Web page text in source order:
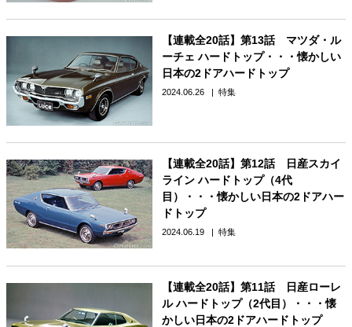
【連載全20話】第13話 マツダ・ル
ーチェ ハードトップ・・・懐かしい
日本の2ドアハードトップ
2024.06.26 特集
【連載全20話】第12話 日産スカイ
ライン ハードトップ（4代
目）・・・懐かしい日本の2ドアハー
ドトップ
2024.06.19 特集
【連載全20話】第11話 日産ローレ
ル ハードトップ（2代目）・・・懐
かしい日本の2ドアハードトップ